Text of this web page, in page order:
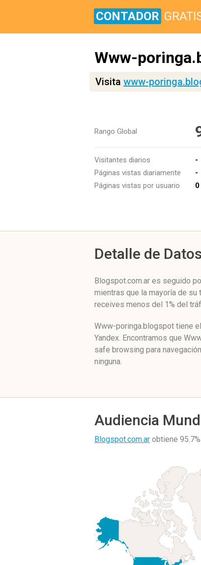
CONTADOR
Www-
Visita www-
Rango Global
Visitantes diarios
-
Páginas vistas diariamente
-
Páginas vistas por usuario
0
Detalle de
Blogspot.com.ar es seguido
mientras que la mayoría de
receives menos del 1% del
Www-poringa.blogspot tiene
Yandex. Encontramos que
safe browsing para
ninguna.
Audiencia
Blogspot.com.ar obtiene